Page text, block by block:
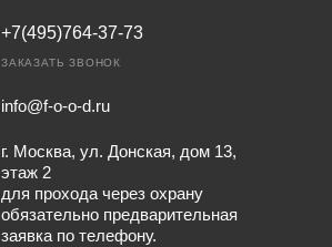
+7(495)764-37-73
ЗАКАЗАТЬ ЗВОНОК
info@f-o-o-d.ru
г. Москва, ул. Донская, дом 13,
этаж 2
для прохода через охрану
обязательно предварительная
заявка по телефону.